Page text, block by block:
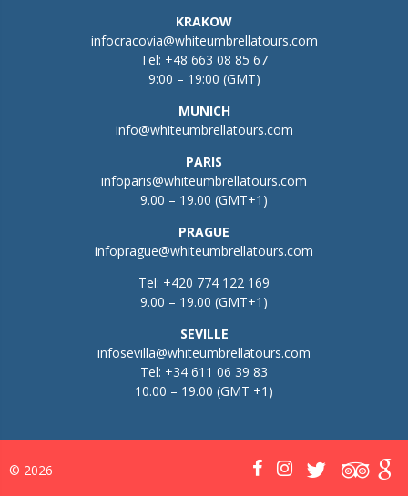
KRAKOW
infocracovia@whiteumbrellatours.com
Tel: +48 663 08 85 67
9:00 – 19:00 (GMT)
MUNICH
info@whiteumbrellatours.com
PARIS
infoparis@whiteumbrellatours.com
9.00 – 19.00 (GMT+1)
PRAGUE
infoprague@whiteumbrellatours.com
Tel: +420 774 122 169
9.00 – 19.00 (GMT+1)
SEVILLE
infosevilla@whiteumbrellatours.com
Tel: +34 611 06 39 83
10.00 – 19.00 (GMT +1)
© 2026